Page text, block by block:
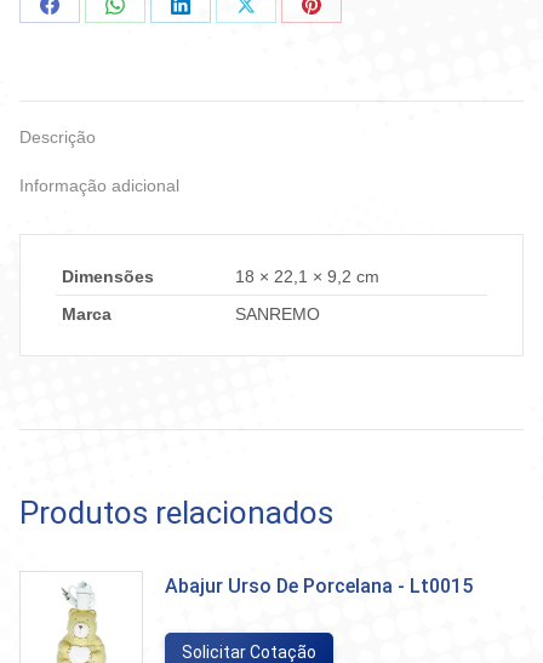
CompartilharCompartilharCompartilharCompartilharCompartilhar
Descrição
Informação adicional
Dimensões
18 × 22,1 × 9,2 cm
Marca
SANREMO
Produtos relacionados
Abajur Urso De Porcelana - Lt0015
Solicitar Cotação